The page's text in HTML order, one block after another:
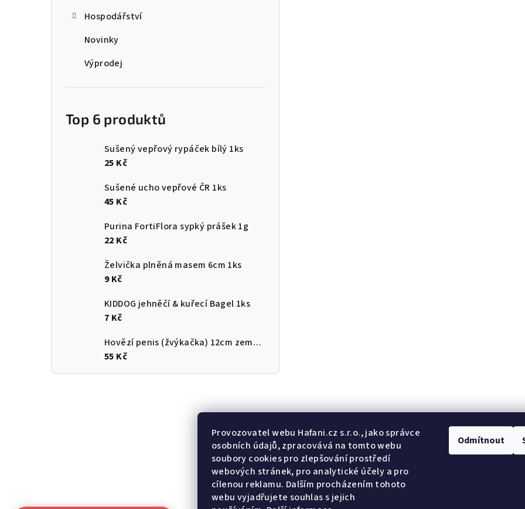
Provozovatel webu Hafani.cz s.r.o., jako správce
osobních údajů, zpracovává na tomto webu
soubory cookies pro zlepšování prostředí
webových stránek, pro analytické účely a pro
cílenou reklamu. Dalším procházením tohoto
webu vyjadřujete souhlas s jejich
Odmítnout
Hospodářství
Novinky
Výprodej
Top 6 produktů
Sušený vepřový rypáček bílý 1ks
25 Kč
Sušené ucho vepřové ČR 1ks
45 Kč
Purina FortiFlora sypký prášek 1g
22 Kč
Želvička plněná masem 6cm 1ks
9 Kč
KIDDOG jehněčí & kuřecí Bagel 1ks
7 Kč
Hovězí penis (žvýkačka) 12cm země původu ČR
55 Kč